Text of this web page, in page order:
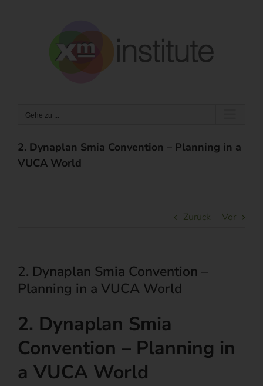
Gehe zu ...
2. Dynaplan Smia Convention – Planning in a
VUCA World
Zurück Vor
2. Dynaplan Smia Convention –
Planning in a VUCA World
2. Dynaplan Smia
Convention – Planning in
a VUCA World